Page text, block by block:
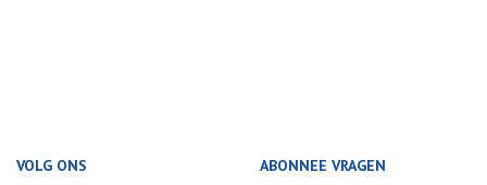
VOLG ONS ABONNEE VRAGEN